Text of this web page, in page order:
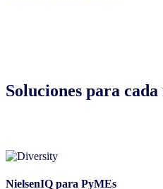
Soluciones para cada
NielsenIQ para PyMEs